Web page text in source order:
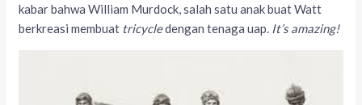
kabar bahwa William Murdock, salah satu anak buat Watt
berkreasi membuat tricycledengan tenaga uap. It’s amazing!